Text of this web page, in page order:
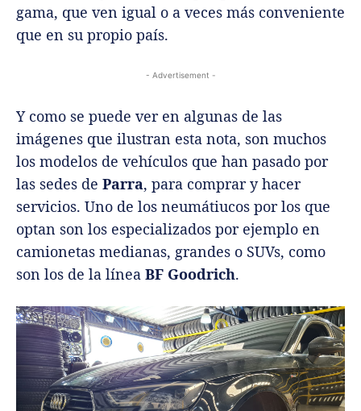
gama, que ven igual o a veces más conveniente
que en su propio país.
- Advertisement -
Y como se puede ver en algunas de las
imágenes que ilustran esta nota, son muchos
los modelos de vehículos que han pasado por
las sedes de Parra, para comprar y hacer
servicios. Uno de los neumátiucos por los que
optan son los especializados por ejemplo en
camionetas medianas, grandes o SUVs, como
son los de la línea BF Goodrich.